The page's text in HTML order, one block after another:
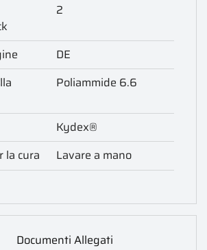
2
DE
Poliammide 6.6
Kydex®
la cura
Lavare a mano
Documenti Allegati